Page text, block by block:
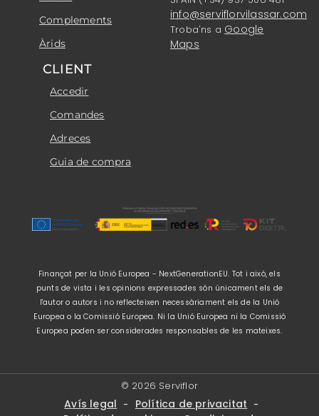
Complements
Àrids
info@serviflorvilassar.com
Troba'ns a Google
Maps
CLIENT
Accedir
Comandes
Adreces
Guia de compra
Finançat per la Unió Europea - NextGenerationEU. Tot i això, els
punts de vista i les opinions expressades són únicament els de
l'autor o autors i no reflecteixen necessàriament els de la Unió
Europea o la Comissió Europea. Ni la Unió Europea ni la Comissió
Europea poden ser considerades responsables de les mateixes.
© 2026 Serviflor
Avís legal - Política de privacitat -